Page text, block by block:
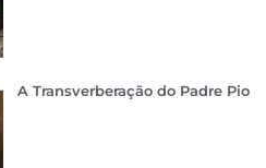
A Transverberação do Padre Pio